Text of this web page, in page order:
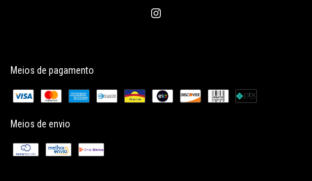
Meios de pagamento
Meios de envio